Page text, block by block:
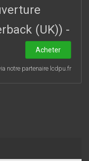
sur la poésie et
poète, dans un vaste
où créer est
». On trouvera
la littérature irlandaise
à décrire la
mots de l’invention »
de l’imagination de
(UK)) -
Acheter
notre partenaire lcdpu.fr